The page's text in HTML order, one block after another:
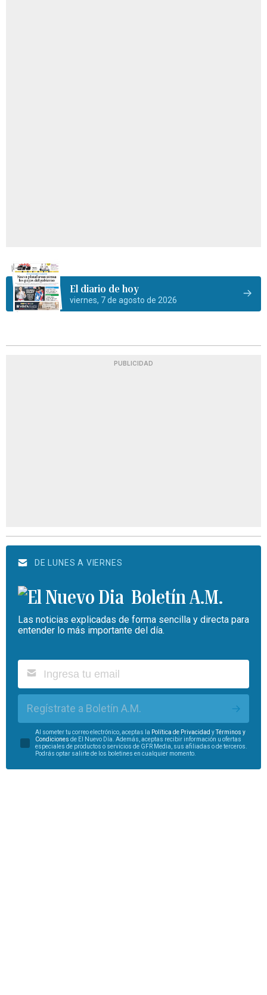
El diario de hoy
viernes, 7 de agosto de 2026
PUBLICIDAD
DE LUNES A VIERNES
Boletín A.M.
Las noticias explicadas de forma sencilla y directa para
entender lo más importante del día.
Regístrate a Boletín A.M.
Al someter tu correo electrónico, aceptas la Política de Privacidad yTérminos y
Condiciones de El Nuevo Día. Además, aceptas recibir información u ofertas
especiales de productos o servicios de GFR Media, sus afiliadas o de terceros.
Podrás optar salirte de los boletines en cualquier momento.